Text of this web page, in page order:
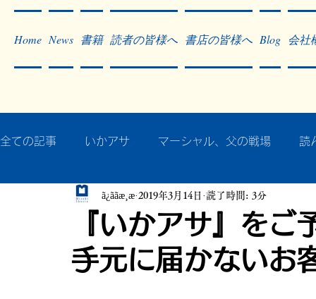
Home News 書籍 読者の皆様へ 書店の皆様へ Blog 会社
全ての記事 いかアサ マーシャル、父の戦場 読
秘蔵写真200枚でたどるアジア・太平洋戦争
作った本・作っている本 記事掲載・広告 病気
『いかアサ』をご
手元に届かないお
ã¿ããæ¸æ 2019年3月14日 読了時間: 3分